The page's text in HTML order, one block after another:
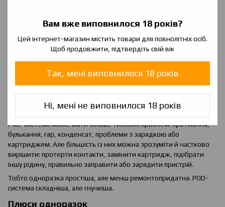
Вам вже виповнилося 18 років?
Цей інтернет-магазин містить товари для повнолітніх осіб.
Щоб продовжити, підтвердіть свій вік
Так, мені виповнилося 18 років
Ні, мені не виповнилося 18 років
Відпрацьовані електронні пристрої, акумулятори й картриджі не
варто просто викидати де попало. Їх бажано утилізувати
відповідально, з урахуванням місцевих правил.
Одноразка проста, але якщо щось пішло не так, користувач
блимає, дає гар або швидко закінчилася, зазвичай варіантів
POD-система може мати більше типових проблем: протікання,
булькання, гар, конденсат, проблеми з зарядкою або
картриджем. Але більшість із них можна зрозуміти й частково
вирішити: протерти контакти, замінити картридж, підібрати
іншу рідину, правильно заправити або зарядити пристрій.
Тобто одноразка простіша, але менш ремонтопридатна. POD-
система складніша, але гнучкіша.
Плюси одноразок